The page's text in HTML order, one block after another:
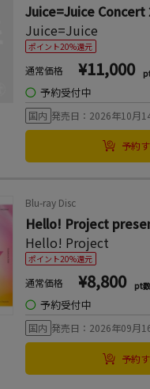
Juice=Juice Concert
Juice=Juice
ポイント20%還元
通常価格 ¥11,000
◯ 予約受付中
国内 発売日：2026年10月
予約
Blu-ray Disc
Hello! Project
Hello! Project
ポイント20%還元
通常価格 ¥8,800 pt
◯ 予約受付中
国内 発売日：2026年09月
予約